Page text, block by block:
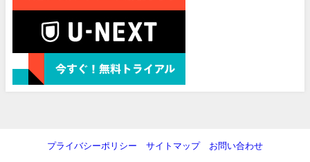
プライバシーポリシー サイトマップ お問い合わせ